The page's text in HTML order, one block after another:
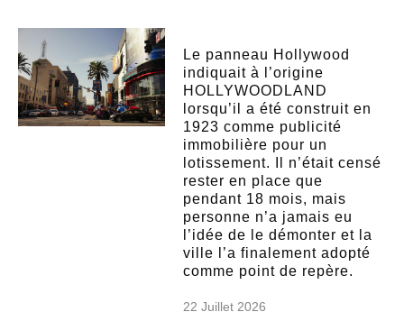
Le panneau Hollywood
indiquait à l’origine
HOLLYWOODLAND
lorsqu’il a été construit en
1923 comme publicité
immobilière pour un
lotissement. Il n’était censé
rester en place que
pendant 18 mois, mais
personne n’a jamais eu
l’idée de le démonter et la
ville l’a finalement adopté
comme point de repère.
22 Juillet 2026